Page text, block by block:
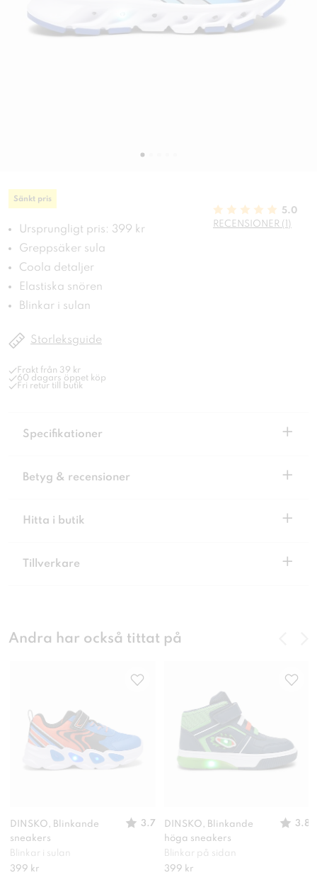
Sänkt pris
Ursprungligt pris: 399 kr
Greppsäker sula
Coola detaljer
Elastiska snören
Blinkar i sulan
5.0
RECENSIONER (1)
Storleksguide
Frakt från 39 kr
60 dagars öppet köp
Fri retur till butik
Specifikationer +
Betyg & recensioner +
Hitta i butik +
Tillverkare +
Andra har också tittat på
DINSKO, Blinkande
sneakers
3.7
Blinkar i sulan
399 kr
DINSKO, Blinkande
höga sneakers
3.8
Blinkar på sidan
399 kr